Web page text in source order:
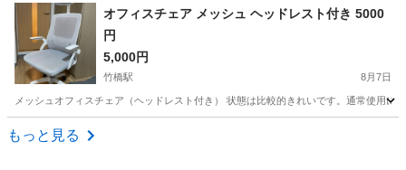
東京 江東区
オフィスチェア メッシュ ヘッドレスト付き 5000
円
5,000円
竹橋駅 8月7日
メッシュオフィスチェア（ヘッドレスト付き） 状態は比較的きれいです。通常使用
東京 千代田区
もっと見る